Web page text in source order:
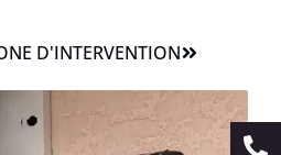
D'INTERVENTION